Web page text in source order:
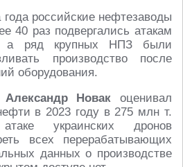
года российские нефтезаводы
40 раз подвергались атакам
а ряд крупных НПЗ были
производство после
оборудования.
Александр Новак оценивал
в 2023 году в 275 млн т.
украинских дронов
всех перерабатывающих
данных о производстве